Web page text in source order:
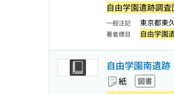
自由学園遺跡調査
一般注記 東京都東
著者標目 自由学園
自由学園南遺跡
紙 図書